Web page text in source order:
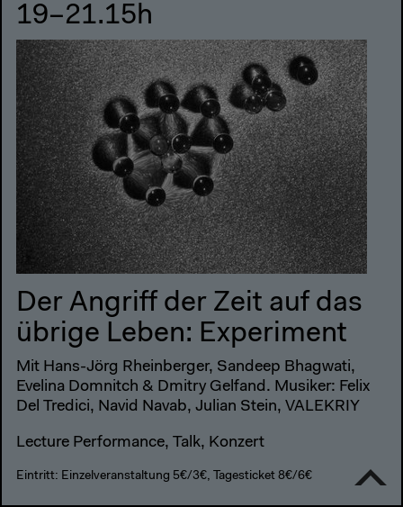
19–21.15h
Der Angriff der Zeit auf das
übrige Leben: Experiment
Mit Hans-Jörg Rheinberger, Sandeep Bhagwati,
Evelina Domnitch & Dmitry Gelfand. Musiker: Felix
Del Tredici, Navid Navab, Julian Stein, VALEKRIY
Lecture Performance, Talk, Konzert
Eintritt: Einzelveranstaltung 5€/3€, Tagesticket 8€/6€